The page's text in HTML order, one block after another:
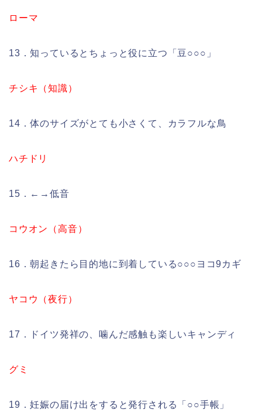
ローマ
13．知っているとちょっと役に立つ「豆○○○」
チシキ（知識）
14．体のサイズがとても小さくて、カラフルな鳥
ハチドリ
15．←→低音
コウオン（高音）
16．朝起きたら目的地に到着している○○○ヨコ9カギ
ヤコウ（夜行）
17．ドイツ発祥の、噛んだ感触も楽しいキャンディ
グミ
19．妊娠の届け出をすると発行される「○○手帳」